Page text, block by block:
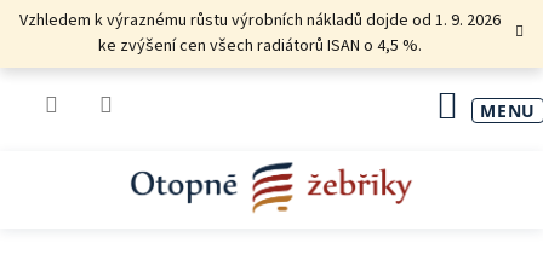
PřejítVzhledem k výraznému růstu výrobních nákladů dojde od 1. 9. 2026
ke zvýšení cen všech radiátorů ISAN o 4,5 %.